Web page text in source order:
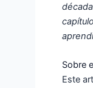
Sobre
Este